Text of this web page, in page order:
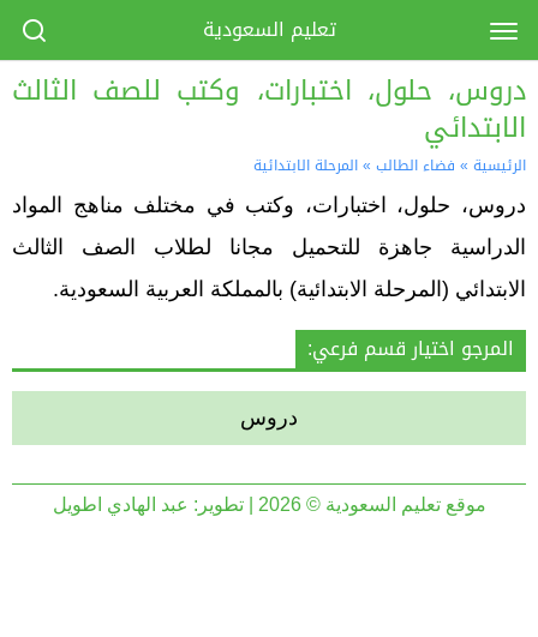
دروس، حلول، اختبارات، وكتب للصف الثالث
الابتدائي
الرئيسية » فضاء الطالب »المرحلة الابتدائية
دروس، حلول، اختبارات، وكتب في مختلف مناهج المواد
الدراسية جاهزة للتحميل مجانا لطلاب الصف الثالث
الابتدائي (المرحلة الابتدائية) بالمملكة العربية السعودية.
المرجو اختيار قسم فرعي:
دروس
موقع تعليم السعودية © 2026 | تطوير: عبد الهادي اطويل
تعليم السعودية